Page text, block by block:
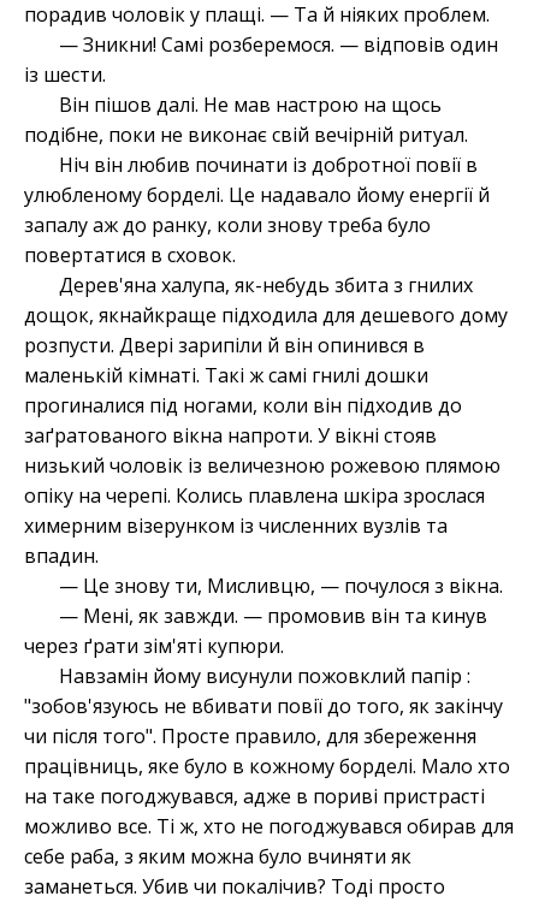
порадив чоловік у плащі. — Та й ніяких проблем.
— Зникни! Самі розберемося. — відповів один
із шести.
Він пішов далі. Не мав настрою на щось
подібне, поки не виконає свій вечірній ритуал.
Ніч він любив починати із добротної повії в
улюбленому борделі. Це надавало йому енергії й
запалу аж до ранку, коли знову треба було
повертатися в сховок.
Дерев'яна халупа, як-небудь збита з гнилих
дощок, якнайкраще підходила для дешевого дому
розпусти. Двері зарипіли й він опинився в
маленькій кімнаті. Такі ж самі гнилі дошки
прогиналися під ногами, коли він підходив до
заґратованого вікна напроти. У вікні стояв
низький чоловік із величезною рожевою плямою
опіку на черепі. Колись плавлена шкіра зрослася
химерним візерунком із численних вузлів та
впадин.
— Це знову ти, Мисливцю, — почулося з вікна.
— Мені, як завжди. — промовив він та кинув
через ґрати зім'яті купюри.
Навзамін йому висунули пожовклий папір :
"зобов'язуюсь не вбивати повії до того, як закінчу
чи після того". Просте правило, для збереження
працівниць, яке було в кожному борделі. Мало хто
на таке погоджувався, адже в пориві пристрасті
можливо все. Ті ж, хто не погоджувався обирав для
себе раба, з яким можна було вчиняти як
заманеться. Убив чи покалічив? Тоді просто